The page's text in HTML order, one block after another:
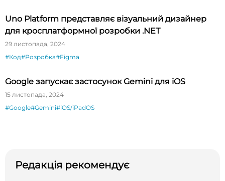
Uno Platform представляє візуальний дизайнер
для кросплатформної розробки .NET
29 листопада, 2024
#Код#Розробка#Figma
Google запускає застосунок Gemini для iOS
15 листопада, 2024
#Google#Gemini#iOS/iPadOS
Редакція рекомендує